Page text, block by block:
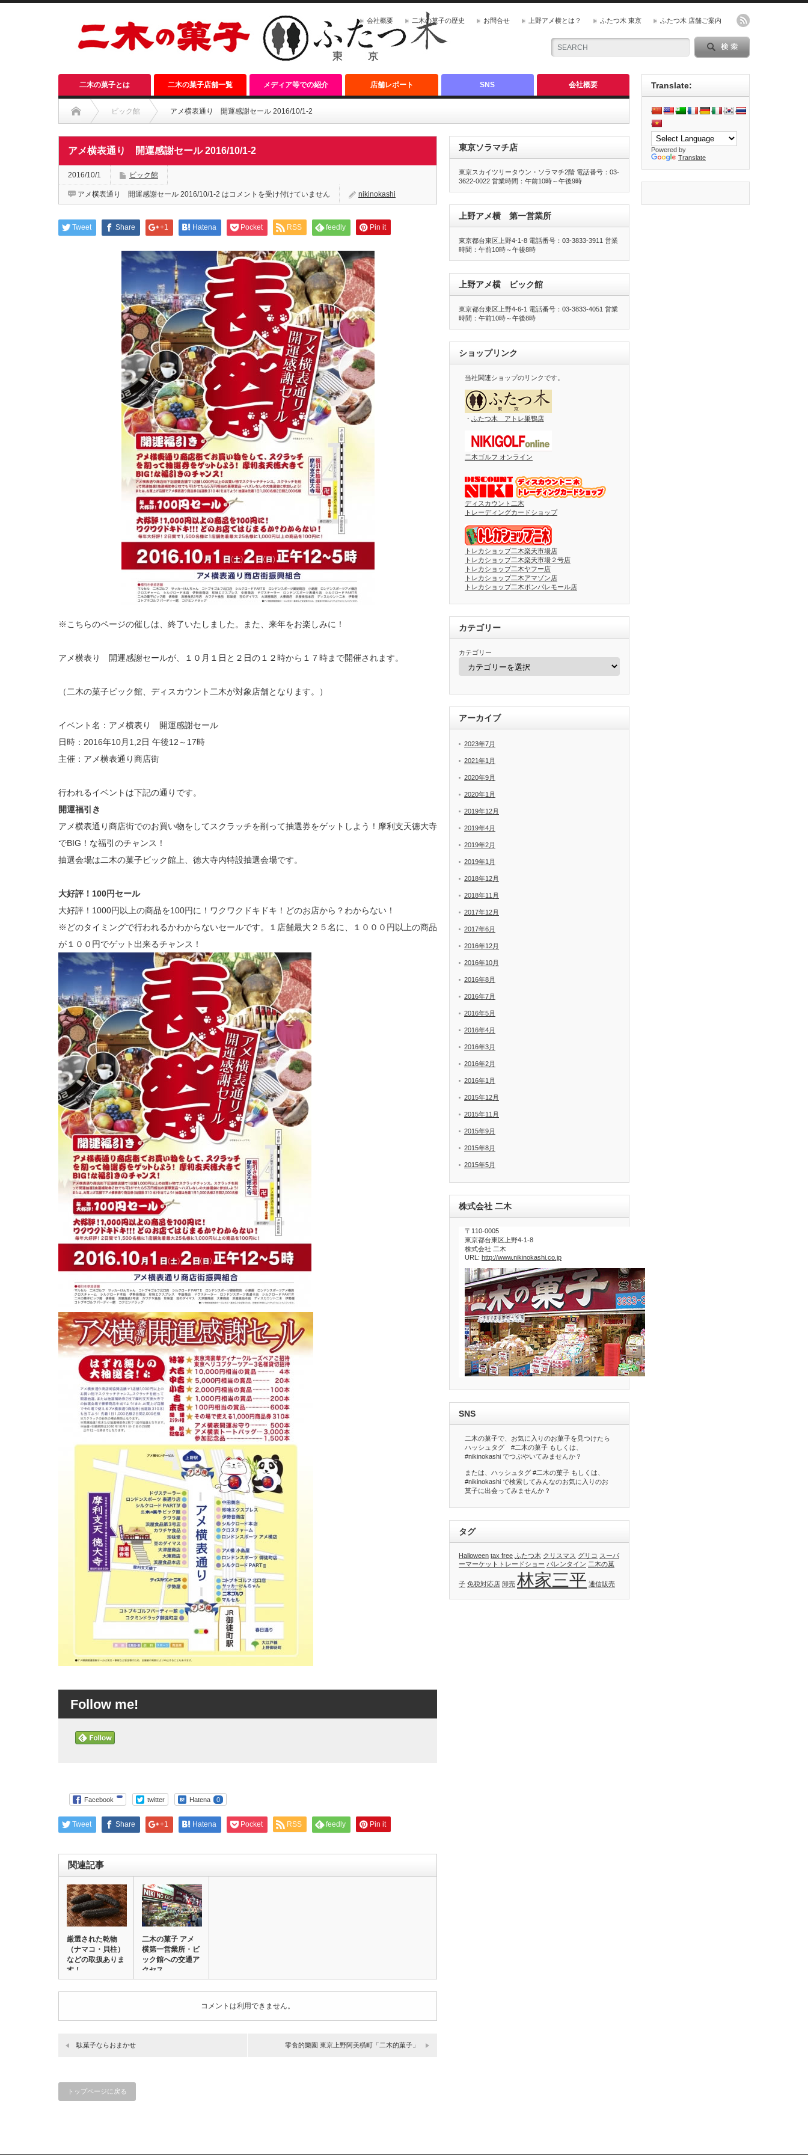
会社概要 二木の菓子の歴史 お問合せ 上野アメ横とは？ ふたつ木 東京 ふたつ木 店舗ご案内
二木の菓子とは 二木の菓子店舗一覧 メディア等での紹介 店舗レポート SNS 会社概要
ビック館 アメ横表通り 開運感謝セール 2016/10/1-2
アメ横表通り 開運感謝セール 2016/10/1-2
2016/10/1 ビック館
アメ横表通り 開運感謝セール 2016/10/1-2 はコメントを受け付けていません nikinokashi
Tweet Share +1 Hatena Pocket RSS feedly Pin it
※こちらのページの催しは、終了いたしました。また、来年をお楽しみに！
アメ横表り 開運感謝セールが、１０月１日と２日の１２時から１７時まで開催されます。
（二木の菓子ビック館、ディスカウント二木が対象店舗となります。）
イベント名：アメ横表り 開運感謝セール
日時：2016年10月1,2日 午後12～17時
主催：アメ横表通り商店街
行われるイベントは下記の通りです。
開運福引き
アメ横表通り商店街でのお買い物をしてスクラッチを削って抽選券をゲットしよう！摩利支天徳大寺
でBIG！な福引のチャンス！
抽選会場は二木の菓子ビック館上、徳大寺内特設抽選会場です。
大好評！100円セール
大好評！1000円以上の商品を100円に！ワクワクドキドキ！どのお店から？わからない！
※どのタイミングで行われるかわからないセールです。１店舗最大２５名に、１０００円以上の商品
が１００円でゲット出来るチャンス！
Follow me!
Facebook twitter Hatena 0
Tweet Share +1 Hatena Pocket RSS feedly Pin it
関連記事
厳選された乾物
（ナマコ・貝柱）
などの取扱ありま
す！
二木の菓子 アメ
横第一営業所・ビ
ック館への交通ア
クセス
コメントは利用できません。
駄菓子ならおまかせ 零食的樂園 東京上野阿美橫町「二木的菓子」
トップページに戻る
東京ソラマチ店
東京スカイツリータウン・ソラマチ2階 電話番号：03-
3622-0022 営業時間：午前10時～午後9時
上野アメ横 第一営業所
東京都台東区上野4-1-8 電話番号：03-3833-3911 営業
時間：午前10時～午後8時
上野アメ横 ビック館
東京都台東区上野4-6-1 電話番号：03-3833-4051 営業
時間：午前10時～午後8時
ショップリンク
当社関連ショップのリンクです。
・ ふたつ木 アトレ巣鴨店
二木ゴルフ オンライン
ディスカウント二木
トレーディングカードショップ
トレカショップ二木楽天市場店
トレカショップ二木楽天市場２号店
トレカショップ二木ヤフー店
トレカショップ二木アマゾン店
トレカショップ二木ポンパレモール店
カテゴリー
カテゴリー
アーカイブ
2023年7月
2021年1月
2020年9月
2020年1月
2019年12月
2019年4月
2019年2月
2019年1月
2018年12月
2018年11月
2017年12月
2017年6月
2016年12月
2016年10月
2016年8月
2016年7月
2016年5月
2016年4月
2016年3月
2016年2月
2016年1月
2015年12月
2015年11月
2015年9月
2015年8月
2015年5月
株式会社 二木
〒110-0005
東京都台東区上野4-1-8
株式会社 二木
URL: http://www.nikinokashi.co.jp
SNS
二木の菓子で、お気に入りのお菓子を見つけたら
ハッシュタグ #二木の菓子 もしくは、
#nikinokashi でつぶやいてみませんか？
または、ハッシュタグ #二木の菓子 もしくは、
#nikinokashi で検索してみんなのお気に入りのお
菓子に出会ってみませんか？
タグ
Halloween tax free ふたつ木 クリスマス グリコ スーパ
ーマーケットトレードショー バレンタイン 二木の菓
子 免税対応店 卸売 林家三平 通信販売
Translate:
Powered by
Translate